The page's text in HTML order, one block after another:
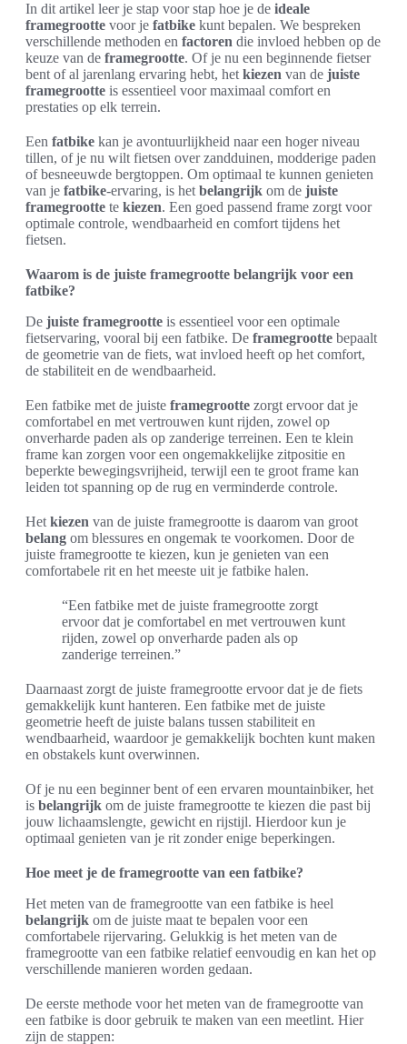
In dit artikel leer je stap voor stap hoe je de ideale
framegrootte voor je fatbike kunt bepalen. We bespreken
verschillende methoden en factoren die invloed hebben op de
keuze van de framegrootte. Of je nu een beginnende fietser
bent of al jarenlang ervaring hebt, het kiezen van de juiste
framegrootte is essentieel voor maximaal comfort en
prestaties op elk terrein.
Een fatbike kan je avontuurlijkheid naar een hoger niveau
tillen, of je nu wilt fietsen over zandduinen, modderige paden
of besneeuwde bergtoppen. Om optimaal te kunnen genieten
van je fatbike-ervaring, is het belangrijk om de juiste
framegrootte te kiezen. Een goed passend frame zorgt voor
optimale controle, wendbaarheid en comfort tijdens het
fietsen.
Waarom is de juiste framegrootte belangrijk voor een
fatbike?
De juiste framegrootte is essentieel voor een optimale
fietservaring, vooral bij een fatbike. De framegrootte bepaalt
de geometrie van de fiets, wat invloed heeft op het comfort,
de stabiliteit en de wendbaarheid.
Een fatbike met de juiste framegrootte zorgt ervoor dat je
comfortabel en met vertrouwen kunt rijden, zowel op
onverharde paden als op zanderige terreinen. Een te klein
frame kan zorgen voor een ongemakkelijke zitpositie en
beperkte bewegingsvrijheid, terwijl een te groot frame kan
leiden tot spanning op de rug en verminderde controle.
Het kiezen van de juiste framegrootte is daarom van groot
belang om blessures en ongemak te voorkomen. Door de
juiste framegrootte te kiezen, kun je genieten van een
comfortabele rit en het meeste uit je fatbike halen.
“Een fatbike met de juiste framegrootte zorgt
ervoor dat je comfortabel en met vertrouwen kunt
rijden, zowel op onverharde paden als op
zanderige terreinen.”
Daarnaast zorgt de juiste framegrootte ervoor dat je de fiets
gemakkelijk kunt hanteren. Een fatbike met de juiste
geometrie heeft de juiste balans tussen stabiliteit en
wendbaarheid, waardoor je gemakkelijk bochten kunt maken
en obstakels kunt overwinnen.
Of je nu een beginner bent of een ervaren mountainbiker, het
is belangrijk om de juiste framegrootte te kiezen die past bij
jouw lichaamslengte, gewicht en rijstijl. Hierdoor kun je
optimaal genieten van je rit zonder enige beperkingen.
Hoe meet je de framegrootte van een fatbike?
Het meten van de framegrootte van een fatbike is heel
belangrijk om de juiste maat te bepalen voor een
comfortabele rijervaring. Gelukkig is het meten van de
framegrootte van een fatbike relatief eenvoudig en kan het op
verschillende manieren worden gedaan.
De eerste methode voor het meten van de framegrootte van
een fatbike is door gebruik te maken van een meetlint. Hier
zijn de stappen: